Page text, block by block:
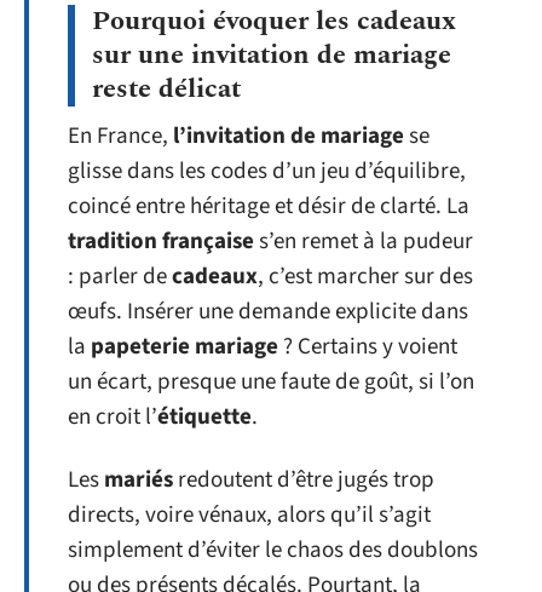
Pourquoi évoquer les cadeaux
sur une invitation de mariage
reste délicat
En France, l’invitation de mariagese
glisse dans les codes d’un jeu d’équilibre,
coincé entre héritage et désir de clarté. La
tradition françaises’en remet à la pudeur
: parler decadeaux, c’est marcher sur des
œufs. Insérer une demande explicite dans
la papeterie mariage ? Certains y voient
un écart, presque une faute de goût, si l’on
en croit l’étiquette.
Lesmariésredoutent d’être jugés trop
directs, voire vénaux, alors qu’il s’agit
simplement d’éviter le chaos des doublons
ou des présents décalés. Pourtant, la